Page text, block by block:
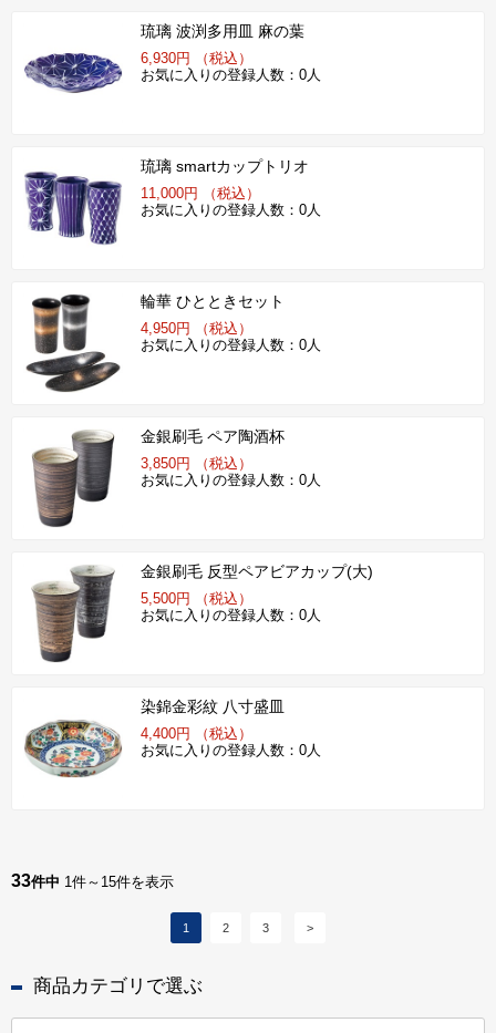
琉璃 波渕多用皿 麻の葉
6,930円 （税込）
お気に入りの登録人数：0人
琉璃 smartカップトリオ
11,000円 （税込）
お気に入りの登録人数：0人
輪華 ひとときセット
4,950円 （税込）
お気に入りの登録人数：0人
金銀刷毛 ペア陶酒杯
3,850円 （税込）
お気に入りの登録人数：0人
金銀刷毛 反型ペアビアカップ(大)
5,500円 （税込）
お気に入りの登録人数：0人
染錦金彩紋 八寸盛皿
4,400円 （税込）
お気に入りの登録人数：0人
33件中 1件～15件を表示
1 2 3 >
商品カテゴリで選ぶ